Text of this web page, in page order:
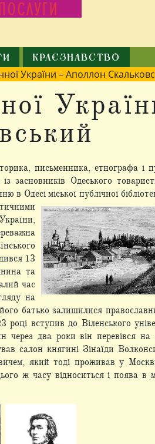
ПОСЛУГИ
КРАЄЗНАВСТВО
України – Аполлон
письменника, етнографа і
Одеського
в Одесі міської публічної
13
та
час
на
батько залишилися
році вступив до Віленського
через два роки він перевівся
салон княгині Зінаїди
який тоді проживав у
ж часу відноситься і поява в